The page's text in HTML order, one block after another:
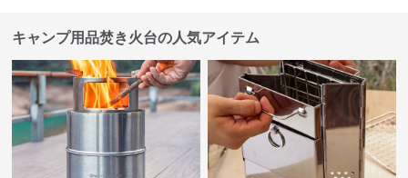
キャンプ用品焚き火台の人気アイテム